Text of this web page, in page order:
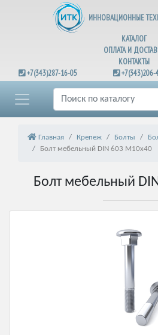
ИННОВАЦИОННЫЕ
КАТАЛОГ
ОПЛАТА И
КОНТАКТЫ
+7(343)287-16-05
Главная Крепеж Болты
Болт мебельный DIN 603 М10х40
Болт мебельный